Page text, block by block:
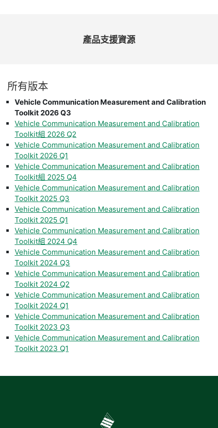
產品支援資源
所有版本
Vehicle Communication Measurement and Calibration
Toolkit 2026 Q3
Vehicle Communication Measurement and Calibration
Toolkit組 2026 Q2
Vehicle Communication Measurement and Calibration
Toolkit 2026 Q1
Vehicle Communication Measurement and Calibration
Toolkit組 2025 Q4
Vehicle Communication Measurement and Calibration
Toolkit 2025 Q3
Vehicle Communication Measurement and Calibration
Toolkit 2025 Q1
Vehicle Communication Measurement and Calibration
Toolkit組 2024 Q4
Vehicle Communication Measurement and Calibration
Toolkit 2024 Q3
Vehicle Communication Measurement and Calibration
Toolkit 2024 Q2
Vehicle Communication Measurement and Calibration
Toolkit 2024 Q1
Vehicle Communication Measurement and Calibration
Toolkit 2023 Q3
Vehicle Communication Measurement and Calibration
Toolkit 2023 Q1